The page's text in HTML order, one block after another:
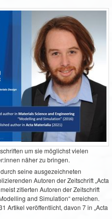
um sie möglichst vielen
näher zu bringen.
seine ausgezeichneten
Autoren der Zeitschrift „Acta
zitierten Autoren der Zeitschrift
and Simulation“ erreichen.
Artikel veröffentlicht, davon 7 in „Acta